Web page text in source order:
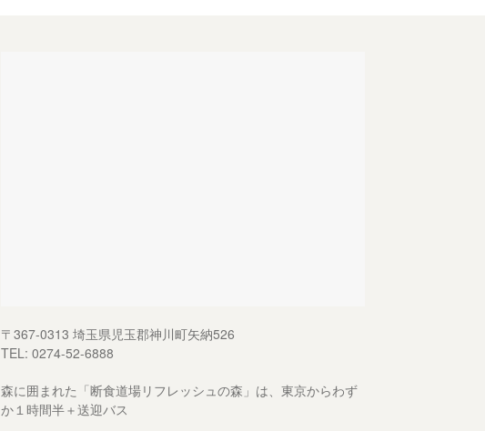
〒367-0313 埼玉県児玉郡神川町矢納526
TEL: 0274-52-6888
森に囲まれた「断食道場リフレッシュの森」は、東京からわず
か１時間半＋送迎バス